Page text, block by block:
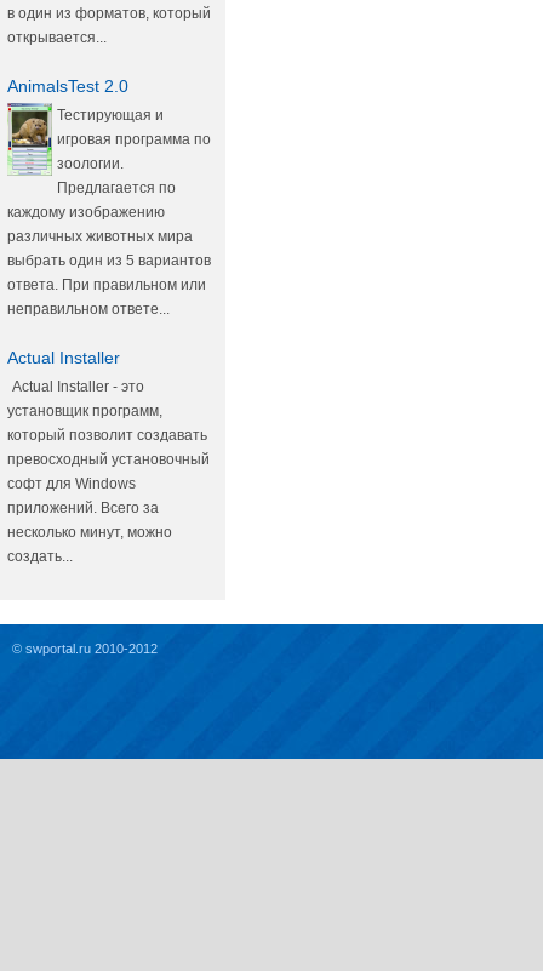
в один из форматов, который
открывается...
AnimalsTest 2.0
Тестирующая и
игровая программа по
зоологии.
Предлагается по
каждому изображению
различных животных мира
выбрать один из 5 вариантов
ответа. При правильном или
неправильном ответе...
Actual Installer
Actual Installer - это
установщик программ,
который позволит создавать
превосходный установочный
софт для Windows
приложений. Всего за
несколько минут, можно
создать...
© swportal.ru 2010-2012